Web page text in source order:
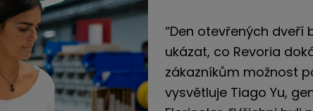
“Den otevřených
ukázat, co Revoria
zákazníkům možnost
vysvětluje Tiago Yu,